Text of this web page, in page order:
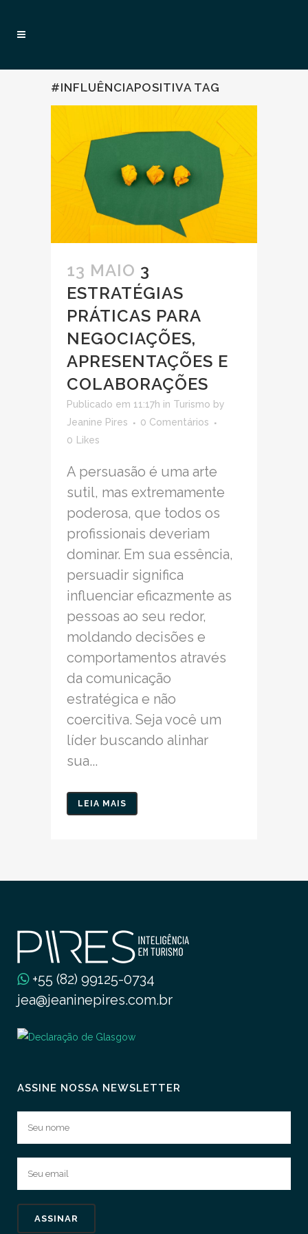
#INFLUÊNCIAPOSITIVA TAG
13 MAIO 3
ESTRATÉGIAS
PRÁTICAS PARA
NEGOCIAÇÕES,
APRESENTAÇÕES E
COLABORAÇÕES
Publicado em 11:17h in Turismo by
Jeanine Pires
0 Comentários
0
Likes
A persuasão é uma arte
sutil, mas extremamente
poderosa, que todos os
profissionais deveriam
dominar. Em sua essência,
persuadir significa
influenciar eficazmente as
pessoas ao seu redor,
moldando decisões e
comportamentos através
da comunicação
estratégica e não
coercitiva. Seja você um
líder buscando alinhar
sua...
LEIA MAIS
+55 (82) 99125-0734
jea@jeaninepires.com.br
ASSINE NOSSA NEWSLETTER